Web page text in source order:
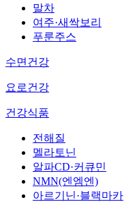
말차
여주·새싹보리
푸룬주스
수면건강
요로건강
건강식품
전해질
멜라토닌
알파CD·커큐민
NMN(엔엠엔)
아르기닌·블랙마카